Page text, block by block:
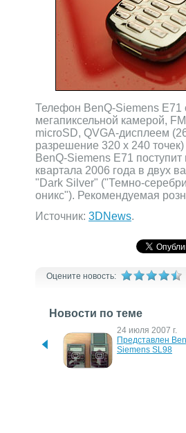
Телефон BenQ-Siemens
мегапиксельной камерой,
microSD, QVGA-дисплеем
разрешение 320 х 240
BenQ-Siemens E71
квартала 2006 года в двух
"Dark Silver" ("Темно-
оникс"). Рекомендуемая
Источник: 3DNews.
Оцените новость:
Новости по теме
утверждают,
мировой
24 июля 2007 г.
Представлен
Siemens SL98